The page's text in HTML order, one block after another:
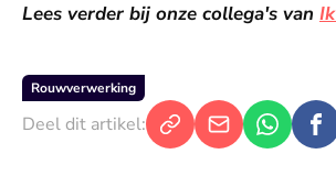
Lees verder bij onze collega's van
Rouwverwerking
Deel dit artikel: